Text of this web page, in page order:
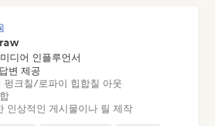
디어 인플루언서
변 제공
펑크칠/로파이 힙합칠 아웃
인상적인 게시물이나 릴 제작